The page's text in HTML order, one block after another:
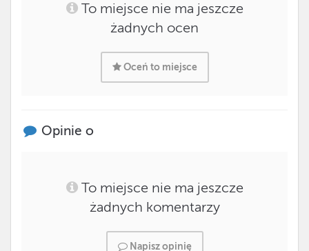
To miejsce nie ma jeszcze
żadnych ocen
Oceń to miejsce
Opinie o
To miejsce nie ma jeszcze
żadnych komentarzy
Napisz opinię